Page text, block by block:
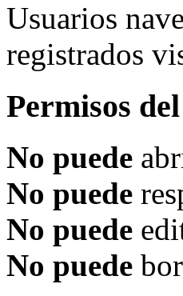
Usuarios
registrados
Permisos
No puede
No puede
No puede
No puede